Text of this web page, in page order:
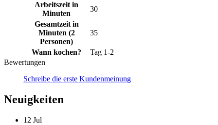
Arbeitszeit in
Minuten
30
Gesamtzeit in
Minuten (2
Personen)
35
Wann kochen?
Tag 1-2
Bewertungen
Schreibe die erste Kundenmeinung
Neuigkeiten
12 Jul